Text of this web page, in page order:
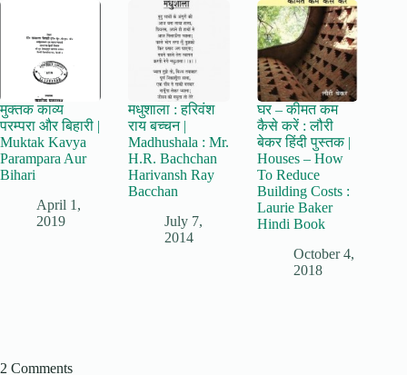
मुक्तक काव्य
परम्परा और बिहारी |
Muktak Kavya
Parampara Aur
Bihari
April 1,
2019
मधुशाला : हरिवंश
राय बच्चन |
Madhushala : Mr.
H.R. Bachchan
Harivansh Ray
Bacchan
July 7,
2014
घर – कीमत कम
कैसे करें : लौरी
बेकर हिंदी पुस्तक |
Houses – How
To Reduce
Building Costs :
Laurie Baker
Hindi Book
October 4,
2018
2 Comments